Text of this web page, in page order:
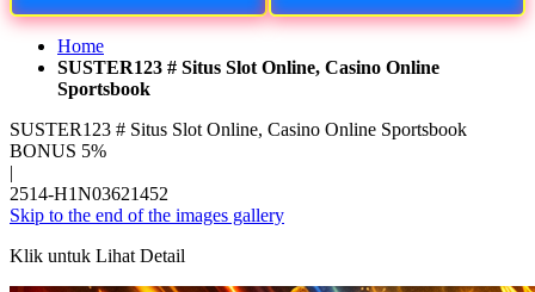
Home
SUSTER123 # Situs Slot Online, Casino Online
Sportsbook
SUSTER123 # Situs Slot Online, Casino Online Sportsbook
BONUS 5%
|
2514-H1N03621452
Skip to the end of the images gallery
Klik untuk Lihat Detail